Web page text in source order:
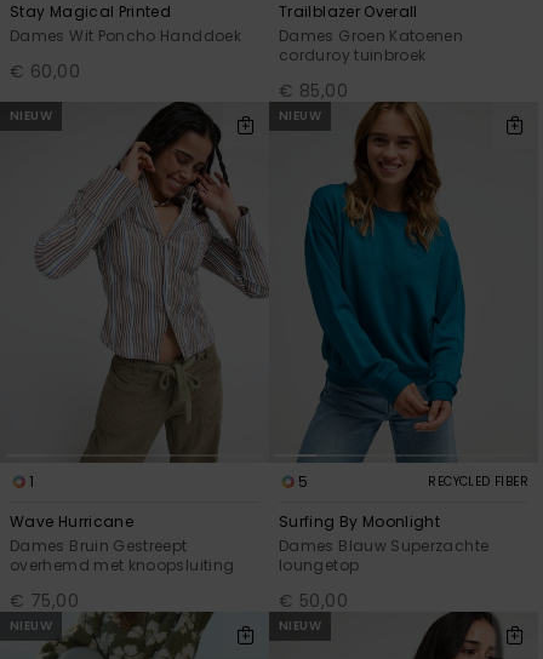
Stay Magical Printed
Dames Wit Poncho Handdoek
€ 60,00
Trailblazer Overall
Dames Groen Katoenen
corduroy tuinbroek
€ 85,00
NIEUW
1
Wave Hurricane
Dames Bruin Gestreept
overhemd met knoopsluiting
€ 75,00
NIEUW
5 RECYCLED FIBER
Surfing By Moonlight
Dames Blauw Superzachte
loungetop
€ 50,00
NIEUW NIEUW